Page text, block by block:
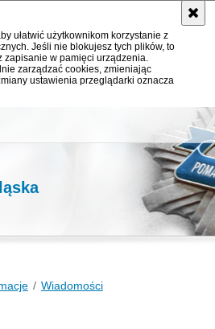
ułatwić użytkownikom korzystanie z
Jeśli nie blokujesz tych plików, to
zapisanie w pamięci urządzenia.
zarządzać cookies, zmieniając
ustawienia przeglądarki oznacza
Wiadomości